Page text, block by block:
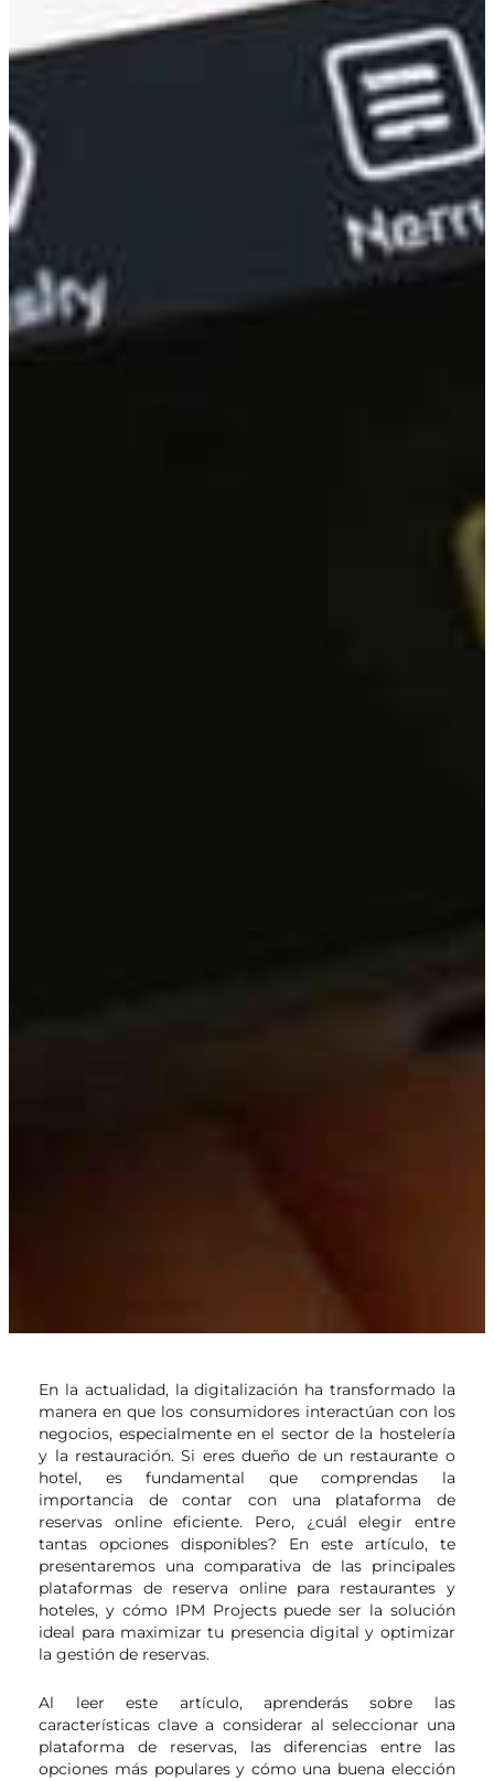
En la actualidad, la digitalización ha transformado la
manera en que los consumidores interactúan con los
negocios, especialmente en el sector de la hostelería
y la restauración. Si eres dueño de un restaurante o
hotel, es fundamental que comprendas la
importancia de contar con una plataforma de
reservas online eficiente. Pero, ¿cuál elegir entre
tantas opciones disponibles? En este artículo, te
presentaremos una comparativa de las principales
plataformas de reserva online para restaurantes y
hoteles, y cómo IPM Projects puede ser la solución
ideal para maximizar tu presencia digital y optimizar
la gestión de reservas.
Al leer este artículo, aprenderás sobre las
características clave a considerar al seleccionar una
plataforma de reservas, las diferencias entre las
opciones más populares y cómo una buena elección